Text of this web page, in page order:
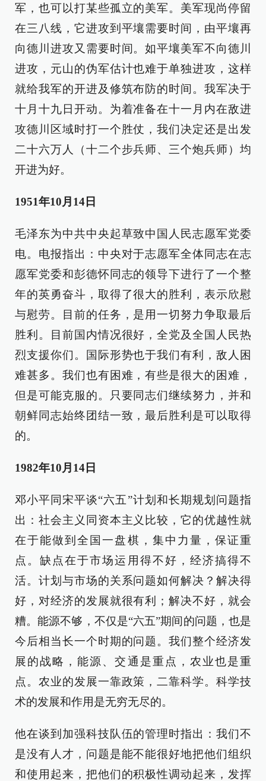
军，也可以打某些孤立的美军。美军现尚停留
在三八线，它进攻到平壤需要时间，由平壤再
向德川进攻又需要时间。如平壤美军不向德川
进攻，元山的伪军估计也难于单独进攻，这样
就给我军的开进及修筑布防的时间。我军决于
十月十九日开动。为着准备在十一月内在敌进
攻德川区域时打一个胜仗，我们决定还是出发
二十六万人（十二个步兵师、三个炮兵师）均
开进为好。
1951年10月14日
毛泽东为中共中央起草致中国人民志愿军党委
电。电报指出：中央对于志愿军全体同志在志
愿军党委和彭德怀同志的领导下进行了一个整
年的英勇奋斗，取得了很大的胜利，表示欣慰
与慰劳。目前的任务，是用一切努力争取最后
胜利。目前国内情况很好，全党及全国人民热
烈支援你们。国际形势也于我们有利，敌人困
难甚多。我们也有困难，有些是很大的困难，
但是可能克服的。只要同志们继续努力，并和
朝鲜同志始终团结一致，最后胜利是可以取得
的。
1982年10月14日
邓小平同宋平谈“六五”计划和长期规划问题指
出：社会主义同资本主义比较，它的优越性就
在于能做到全国一盘棋，集中力量，保证重
点。缺点在于市场运用得不好，经济搞得不
活。计划与市场的关系问题如何解决？解决得
好，对经济的发展就很有利；解决不好，就会
糟。能源不够，不仅是“六五”期间的问题，也是
今后相当长一个时期的问题。我们整个经济发
展的战略，能源、交通是重点，农业也是重
点。农业的发展一靠政策，二靠科学。科学技
术的发展和作用是无穷无尽的。
他在谈到加强科技队伍的管理时指出：我们不
是没有人才，问题是能不能很好地把他们组织
和使用起来，把他们的积极性调动起来，发挥